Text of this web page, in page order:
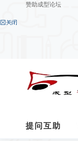
赞助成型论坛
提问互助